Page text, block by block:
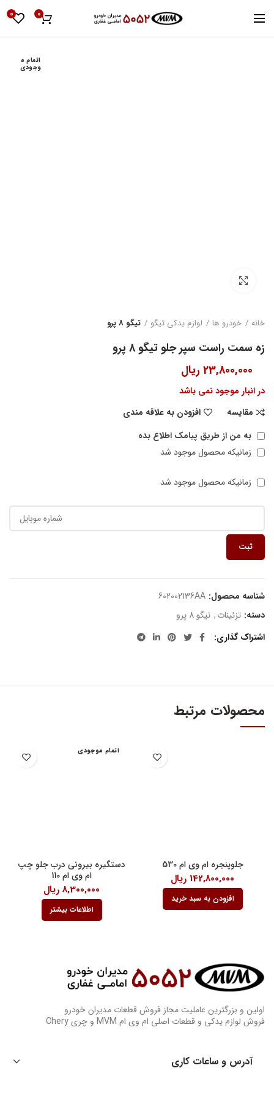
0
0
اتمام م
وجودی
خانه خودرو ها لوازم یدکی تیگو تیگو 8 پرو
زه سمت راست سپر جلو تیگو 8 پرو
23,800,000 ریال
در انبار موجود نمی باشد
مقایسه
افزودن به علاقه مندی
به من از طریق پیامک اطلاع بده
زمانیکه محصول موجود شد
زمانیکه محصول موجود شد
ثبت
شناسه محصول: 602002136AA
دسته: تزئینات, تیگو 8 پرو
اشتراک گذاری
محصولات مرتبط
جلوپنجره ام وی ام 530
142,800,000 ریال
افزودن به سبد خرید
اتمام موجودی
دستگیره بیرونی درب جلو چپ
ام وی ام 110
8,300,000 ریال
اطلاعات بیشتر
اولین و بزرگترین عاملیت مجاز فروش قطعات مدیران خودرو
فروش لوازم یدکی و قطعات اصلی ام وی ام MVM و چری Chery
آدرس و ساعات کاری